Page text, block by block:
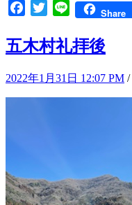
Facebook
TwitterLine Share
五木村礼拝後
2022年1月31日 12:07 PM /